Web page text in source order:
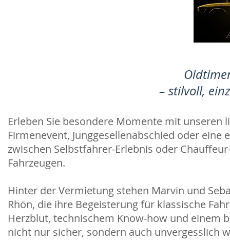
– stilvoll,
Erleben Sie besondere Momente mit
Firmenevent, Junggesellenabschied oder
zwischen Selbstfahrer-Erlebnis oder
Fahrzeugen.
Hinter der Vermietung stehen Marvin und
Rhön, die ihre Begeisterung für klassische
Herzblut, technischem Know-how und einem
nicht nur sicher, sondern auch unvergesslich